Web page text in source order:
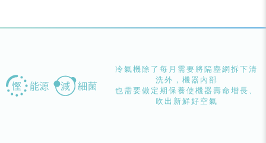
冷氣機除了每月需要將隔塵網拆下清
洗外，機器內部
也需要做定期保養使機器壽命增長、
吹出新鮮好空氣